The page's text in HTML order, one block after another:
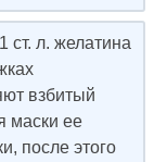
ст. л. желатина
взбитый
маски ее
после этого